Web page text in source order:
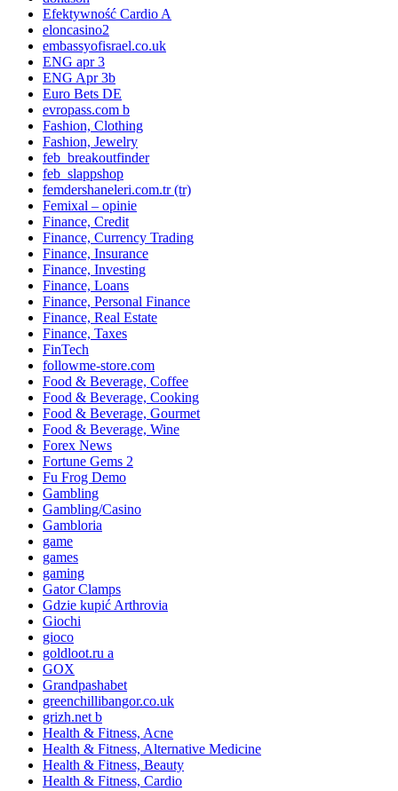
Efektywność Cardio A
eloncasino2
embassyofisrael.co.uk
ENG apr 3
ENG Apr 3b
Euro Bets DE
evropass.com b
Fashion, Clothing
Fashion, Jewelry
feb_breakoutfinder
feb_slappshop
femdershaneleri.com.tr (tr)
Femixal – opinie
Finance, Credit
Finance, Currency Trading
Finance, Insurance
Finance, Investing
Finance, Loans
Finance, Personal Finance
Finance, Real Estate
Finance, Taxes
FinTech
followme-store.com
Food & Beverage, Coffee
Food & Beverage, Cooking
Food & Beverage, Gourmet
Food & Beverage, Wine
Forex News
Fortune Gems 2
Fu Frog Demo
Gambling
Gambling/Casino
Gambloria
game
games
gaming
Gator Clamps
Gdzie kupić Arthrovia
Giochi
gioco
goldloot.ru a
GOX
Grandpashabet
greenchillibangor.co.uk
grizh.net b
Health & Fitness, Acne
Health & Fitness, Alternative Medicine
Health & Fitness, Beauty
Health & Fitness, Cardio